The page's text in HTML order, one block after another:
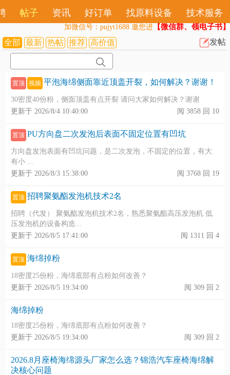
帖子 资讯 好订单 找原料设备 技术服务
加微信号：pujyt1688 邀您进 【微信群、领电子书】
全部 最新 热帖 推荐 高价值 发帖
置顶 视频 平泡海绵侧面靠近顶盖开裂，如何解决？谢谢！
30密度40份粉，侧面顶盖有点开裂 请问大家如何解决？谢谢
更新于 2026/8/4 10:40:00
阅 3858 回 10
置顶 PU方向盘二次发泡后表面不固定位置有凹坑
方向盘发泡表面有凹坑问题，是二次发泡，不固定的位置，有大
有小 ...
更新于 2026/8/3 15:38:00
阅 3768 回 19
置顶 招聘聚氨酯发泡机技术2名
招聘（代发） 聚氨酯发泡机技术2名，熟悉聚氨酯高压发泡机 低
压发泡机的设备构造...
更新于 2026/8/5 17:41:00
阅 1311 回 4
置顶 海绵掉粉
18密度25份粉，海绵底部有点粉如何改善？
更新于 2026/8/5 19:34:00
阅 309 回 2
海绵掉粉
18密度25份粉，海绵底部有点粉如何改善？
更新于 2026/8/5 19:34:00
阅 309 回 2
2026.8月座椅海绵源头厂家怎么选？锦浩汽车座椅海绵解
决核心问题